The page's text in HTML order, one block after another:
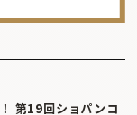
第19回ショパンコ